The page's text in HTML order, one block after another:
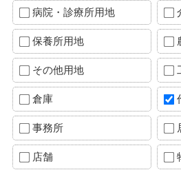
病院・診療所用地
保養所用地
その他用地
倉庫
事務所
店舗